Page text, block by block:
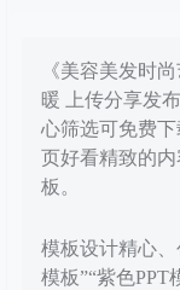
《美容美发时
暖 上传分享发
心筛选可免费下
页好看精致的
板。
模板设计精心
模板”“紫色PPT